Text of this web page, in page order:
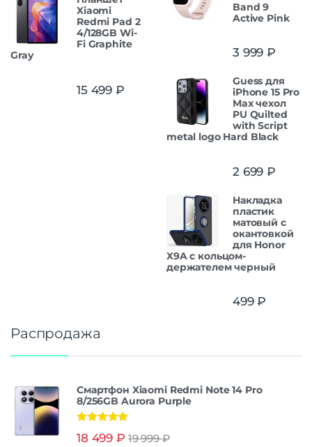
Xiaomi
Redmi Pad 2
4/128GB Wi-
Fi Graphite
Gray
15 499 ₽
Band 9
Active Pink
3 999 ₽
Guess для
iPhone 15 Pro
Max чехол
PU Quilted
with Script
metal logo Hard Black
2 699 ₽
Накладка
пластик
матовый с
окантовкой
для Honor
X9A с кольцом-
держателем черный
499₽
Распродажа
Смартфон Xiaomi Redmi Note 14 Pro
8/256GB Aurora Purple
из 5
18 499 ₽ 19 999₽